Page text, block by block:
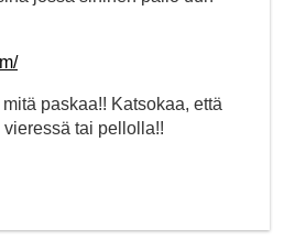
paskaa!! Katsokaa, että
tai pellolla!!